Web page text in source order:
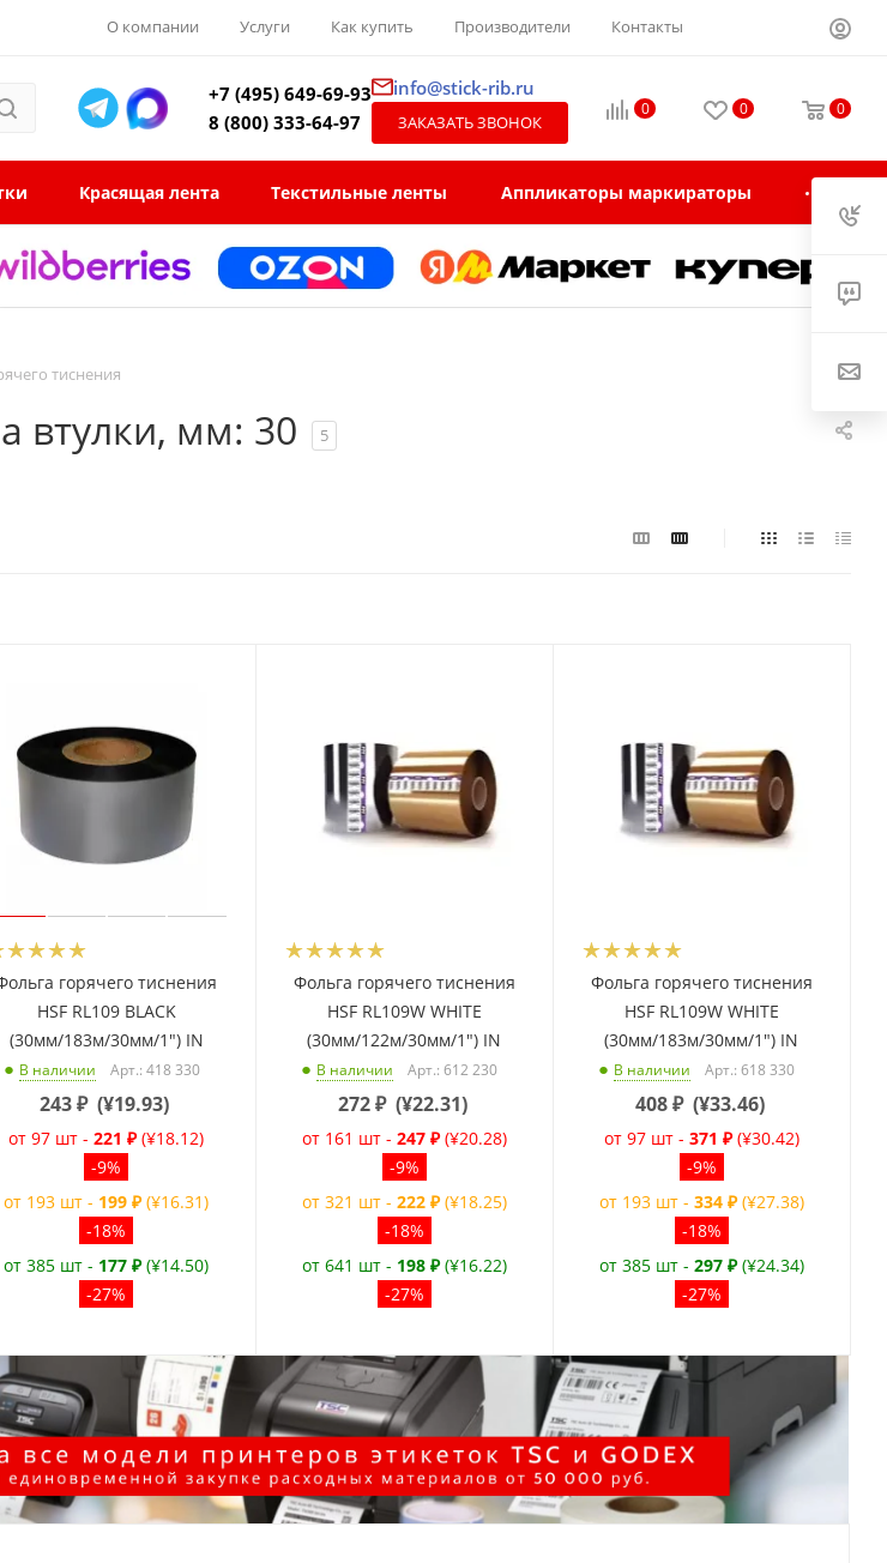
О компании Услуги Как купить Производители Контакты
+7 (495) 649-69-93
8 (800) 333-64-97
info@stick-rib.ru
ЗАКАЗАТЬ ЗВОНОК
0 0 0
Красящая лента Текстильные ленты Аппликаторы маркираторы
тиснения
втулки, мм: 30 5
горячего тиснения
HSF RL109 BLACK
(30мм/183м/30мм/1") IN
В наличии Арт.: 418 330
243₽ (¥19.93)
от 97 шт -221 ₽ (¥18.12)
-9%
от 193 шт - 199 ₽ (¥16.31)
-18%
от 385 шт - 177 ₽ (¥14.50)
-27%
Фольга горячего тиснения
HSF RL109W WHITE
(30мм/122м/30мм/1") IN
В наличии Арт.: 612 230
272₽ (¥22.31)
от 161 шт - 247 ₽ (¥20.28)
-9%
от 321 шт - 222 ₽ (¥18.25)
-18%
от 641 шт - 198 ₽ (¥16.22)
-27%
Фольга горячего тиснения
HSF RL109W WHITE
(30мм/183м/30мм/1") IN
В наличии Арт.: 618 330
408₽ (¥33.46)
от 97 шт - 371 ₽ (¥30.42)
-9%
от 193 шт - 334 ₽ (¥27.38)
-18%
от 385 шт - 297 ₽ (¥24.34)
-27%